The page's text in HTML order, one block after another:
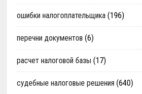
ошибки налогоплательщика(196)
перечни документов (6)
расчет налоговой базы (17)
судебные налоговые решения (640)